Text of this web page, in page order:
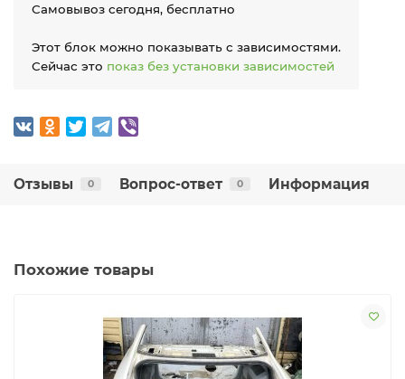
Самовывоз сегодня, бесплатно
Этот блок можно показывать с зависимостями.
Сейчас это показ без установки зависимостей
Отзывы 0 Вопрос-ответ 0 Информация
Похожие товары